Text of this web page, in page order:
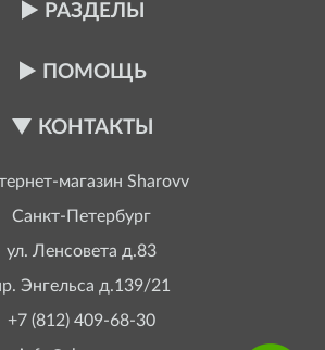
РАЗДЕЛЫ
ПОМОЩЬ
КОНТАКТЫ
магазин Sharovv
Санкт-Петербург
ул. Ленсовета д.83
Энгельса д.139/21
+7 (812) 409-68-30